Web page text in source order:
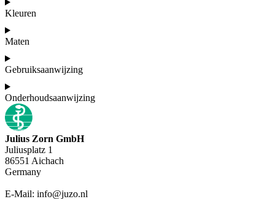
Kleuren
Maten
Gebruiksaanwijzing
Onderhoudsaanwijzing
Julius Zorn GmbH
Juliusplatz 1
86551 Aichach
Germany
E-Mail: info@juzo.nl